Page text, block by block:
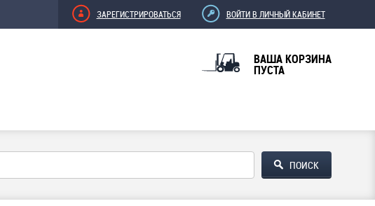
ЗАРЕГИСТРИРОВАТЬСЯ ВОЙТИ В ЛИЧНЫЙ КАБИНЕТ
ВАША КОРЗИНА
ПУСТА